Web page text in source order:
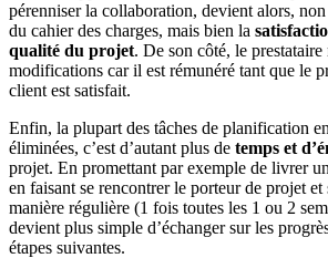
pérenniser la collaboration, devient alors,
du cahier des charges, mais bien la
qualité du projet. De son côté, le prestataire
modifications car il est rémunéré tant que le
client est satisfait.
Enfin, la plupart des tâches de planification
éliminées, c’est d’autant plus de temps et
projet. En promettant par exemple de livrer
en faisant se rencontrer le porteur de projet et
manière régulière (1 fois toutes les 1 ou 2
devient plus simple d’échanger sur les
étapes suivantes.